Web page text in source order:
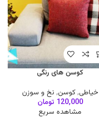
کوسن های رنگی
خیاطی,کوسن, نخ و سوزن
120,000 تومان
مشاهده سریع